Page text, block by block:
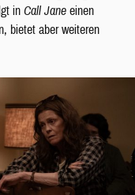
in Call Jane einen
bietet aber weiteren